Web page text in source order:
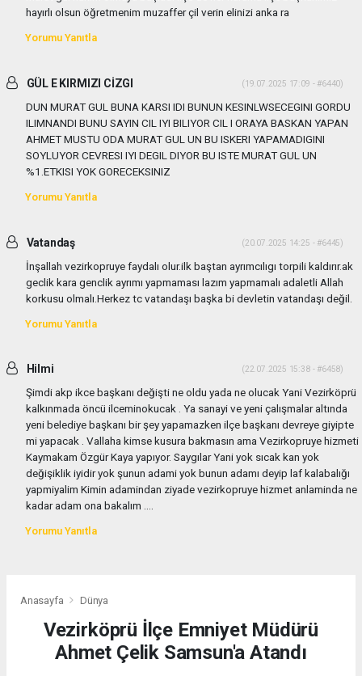
hayırlı olsun öğretmenim muzaffer çil verin elinizi anka ra
Yorumu Yanıtla
GÜL E KIRMIZI CİZGI (19.07.2025 17:09 - #6440)
DUN MURAT GUL BUNA KARSI IDI BUNUN KESINLWSECEGINI GORDU
ILIMNANDI BUNU SAYIN CIL IYI BILIYOR CIL I ORAYA BASKAN YAPAN
AHMET MUSTU ODA MURAT GUL UN BU ISKERI YAPAMADIGINI
SOYLUYOR CEVRESI IYI DEGIL DIYOR BU ISTE MURAT GUL UN
%1.ETKISI YOK GORECEKSINIZ
Yorumu Yanıtla
Vatandaş (20.07.2025 14:25 - #6445)
İnşallah vezirkopruye faydalı olur.ilk baştan ayrımcılıgı torpili kaldırır.ak
geclik kara genclik ayrımı yapmaması lazım yapmamalı adaletli Allah
korkusu olmalı.Herkez tc vatandaşı başka bi devletin vatandaşı değil.
Yorumu Yanıtla
Hilmi (22.07.2025 15:38 - #6458)
Şimdi akp ikce başkanı değişti ne oldu yada ne olucak Yani Vezirköprü
kalkınmada öncü ilceminokucak . Ya sanayi ve yeni çalışmalar altında
yeni belediye başkanı bir şey yapamazken ilçe başkanı devreye giyipte
mi yapacak . Vallaha kimse kusura bakmasın ama Vezirkopruye hizmeti
Kaymakam Özgür Kaya yapıyor. Saygılar Yani yok sıcak kan yok
değişiklik iyidir yok şunun adami yok bunun adamı deyip laf kalabalığı
yapmiyalim Kimin adamindan ziyade vezirkopruye hizmet anlaminda ne
kadar adam ona bakalım ....
Yorumu Yanıtla
Anasayfa Dünya
Vezirköprü İlçe Emniyet Müdürü
Ahmet Çelik Samsun'a Atandı